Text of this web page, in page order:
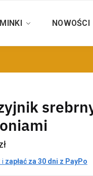
NOWOŚCI
i zapłać za 30 dni z PayPo